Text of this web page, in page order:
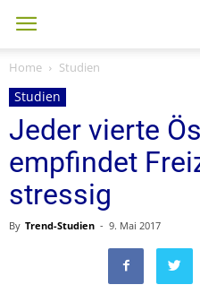
Home Studien
Studien
Jeder vierte
empfindet
stressig
By Trend-Studien - 9. Mai 2017